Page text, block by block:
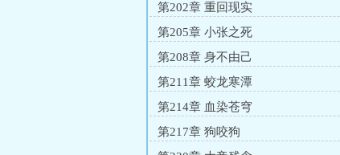
第202章 重回现实
第205章 小张之死
第208章 身不由己
第211章 蛟龙寒潭
第214章 血染苍穹
第217章 狗咬狗